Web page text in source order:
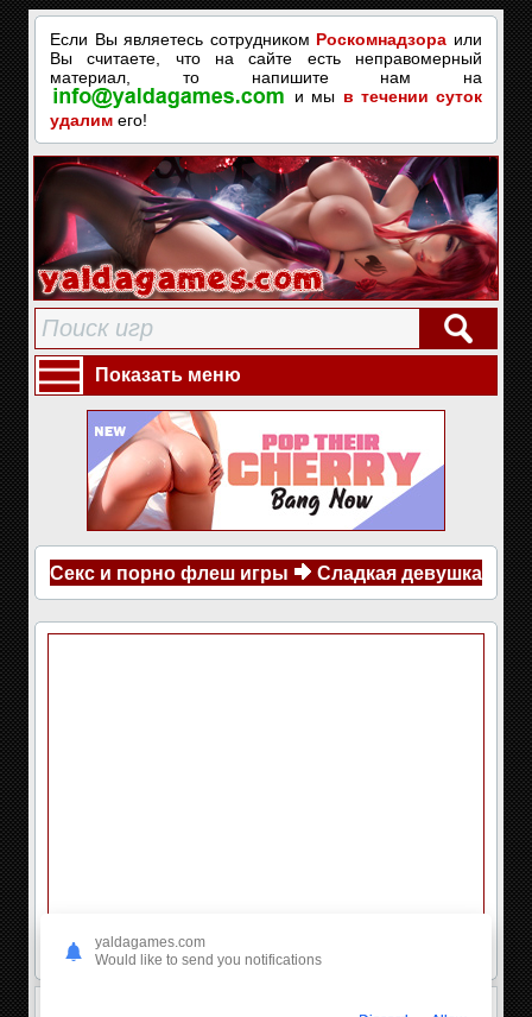
Если Вы являетесь сотрудником Роскомнадзора или
Вы считаете, что на сайте есть неправомерный
материал, то напишите нам на
и мы в течении суток
удалим его!
Показать меню
Секс и порно флеш игры Сладкая девушка
yaldagames.com
Would like to send you notifications